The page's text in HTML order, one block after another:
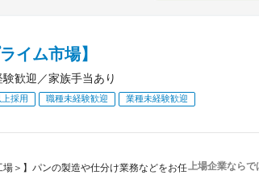
イム市場】
歓迎／家族手当あり
採用 職種未経験歓迎 業種未経験歓迎
場＞】パンの製造や仕分け業務などをお任上場企業ならで